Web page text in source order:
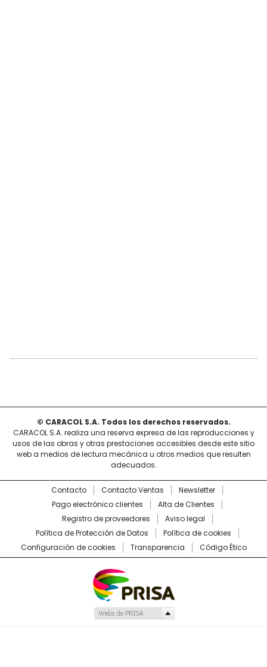
© CARACOL S.A. Todos los derechos reservados.
CARACOL S.A. realiza una reserva expresa de las reproducciones y
usos de las obras y otras prestaciones accesibles desde este sitio
web a medios de lectura mecánica u otros medios que resulten
adecuados.
Contacto Contacto Ventas
Newsletter
Pago electrónico clientes
Alta de Clientes
Registro de proveedores
Aviso legal
Política de Protección de Datos
Política de cookies
Configuración de cookies
Transparencia Código Ético